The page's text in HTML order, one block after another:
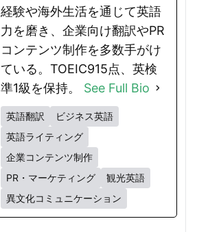
経験や海外生活を通じて英語
力を磨き、企業向け翻訳やPR
コンテンツ制作を多数手がけ
ている。TOEIC915点、英検
準1級を保持。 See Full Bio
英語翻訳
ビジネス英語
英語ライティング
企業コンテンツ制作
PR・マーケティング
観光英語
異文化コミュニケーション